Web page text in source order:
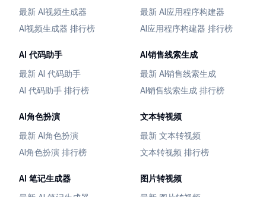
最新 AI视频生成器
AI视频生成器 排行榜
最新 AI应用程序构建器
AI应用程序构建器 排行榜
AI 代码助手
最新 AI 代码助手
AI 代码助手 排行榜
AI销售线索生成
最新 AI销售线索生成
AI销售线索生成 排行榜
AI角色扮演
最新 AI角色扮演
AI角色扮演 排行榜
文本转视频
最新 文本转视频
文本转视频 排行榜
AI 笔记生成器
图片转视频